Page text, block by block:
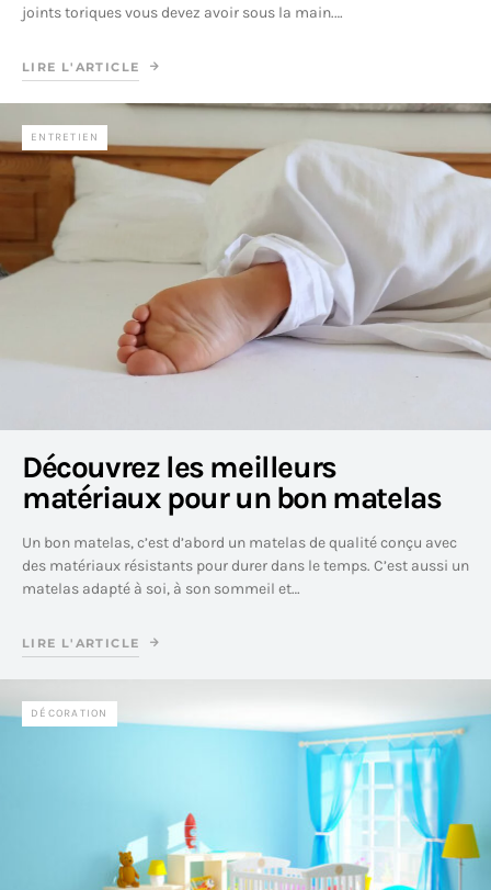
joints toriques vous devez avoir sous la main.…
LIRE L'ARTICLE
ENTRETIEN
Découvrez les meilleurs
matériaux pour un bon matelas
Un bon matelas, c’est d’abord un matelas de qualité conçu avec
des matériaux résistants pour durer dans le temps. C’est aussi un
matelas adapté à soi, à son sommeil et…
LIRE L'ARTICLE
DÉCORATION